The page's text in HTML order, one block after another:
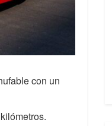
con un